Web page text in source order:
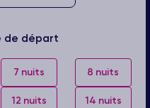
de départ
7 nuits 8 nuits
12 nuits 14 nuits